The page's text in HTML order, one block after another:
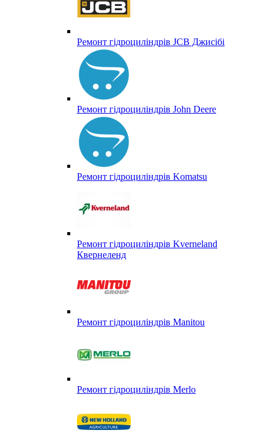
Ремонт гідроциліндрів JCB Джисібі
Ремонт гідроциліндрів John Deere
Ремонт гідроциліндрів Komatsu
Ремонт гідроциліндрів Kverneland
Квернеленд
Ремонт гідроциліндрів Manitou
Ремонт гідроциліндрів Merlo